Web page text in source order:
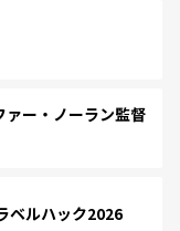
ー・ノーラン監督
ベルハック2026